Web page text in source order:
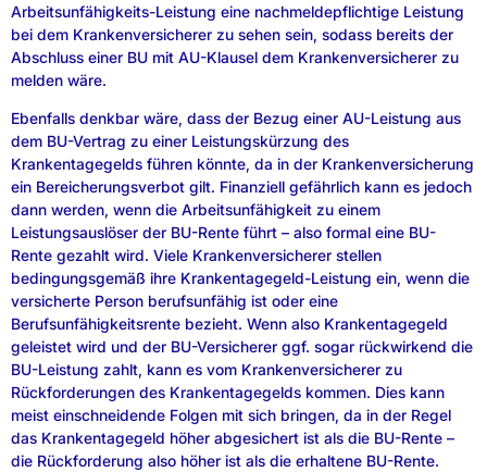
Arbeitsunfähigkeits-Leistung eine nachmeldepflichtige Leistung
bei dem Krankenversicherer zu sehen sein, sodass bereits der
Abschluss einer BU mit AU-Klausel dem Krankenversicherer zu
melden wäre.
Ebenfalls denkbar wäre, dass der Bezug einer AU-Leistung aus
dem BU-Vertrag zu einer Leistungskürzung des
Krankentagegelds führen könnte, da in der Krankenversicherung
ein Bereicherungsverbot gilt. Finanziell gefährlich kann es jedoch
dann werden, wenn die Arbeitsunfähigkeit zu einem
Leistungsauslöser der BU-Rente führt – also formal eine BU-
Rente gezahlt wird. Viele Krankenversicherer stellen
bedingungsgemäß ihre Krankentagegeld-Leistung ein, wenn die
versicherte Person berufsunfähig ist oder eine
Berufsunfähigkeitsrente bezieht. Wenn also Krankentagegeld
geleistet wird und der BU-Versicherer ggf. sogar rückwirkend die
BU-Leistung zahlt, kann es vom Krankenversicherer zu
Rückforderungen des Krankentagegelds kommen. Dies kann
meist einschneidende Folgen mit sich bringen, da in der Regel
das Krankentagegeld höher abgesichert ist als die BU-Rente –
die Rückforderung also höher ist als die erhaltene BU-Rente.